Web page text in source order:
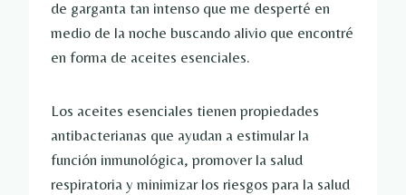
de garganta tan intenso que me desperté en
medio de la noche buscando alivio que encontré
en forma de aceites esenciales.
Los aceites esenciales tienen propiedades
antibacterianas que ayudan a estimular la
función inmunológica, promover la salud
respiratoria y minimizar los riesgos para la salud